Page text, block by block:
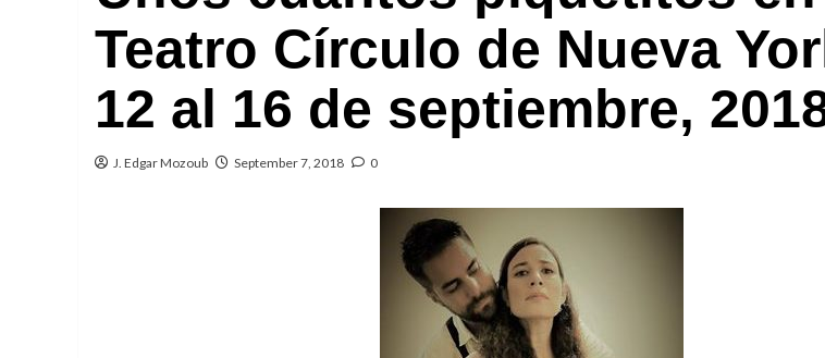
Teatro Círculo de Nueva
12 al 16 de septiembre,
J. Edgar Mozoub September 7, 2018 0